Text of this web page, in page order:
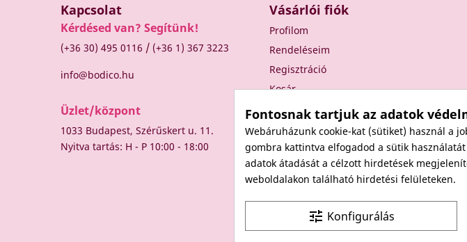
Kapcsolat
Kérdésed van? Segítünk!
(+36 30) 495 0116 / (+36 1) 367 3223
info@bodico.hu
Üzlet/központ
1033 Budapest, Szérűskert u. 11.
Nyitva tartás: H - P 10:00 - 18:00
Vásárlói fiók
Profilom
Rendeléseim
Regisztráció
Kosár
Site protected by
Fontosnak tartjuk az adatok
Webáruházunk cookie-kat (sütiket) használ a
gombra kattintva elfogadod a sütik
adatok átadását a célzott hirdetések
weboldalakon található hirdetési felületeken.
tune Konfigurálás